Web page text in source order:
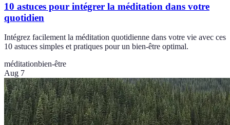
10 astuces pour intégrer la méditation dans votre
quotidien
Intégrez facilement la méditation quotidienne dans votre vie avec ces
10 astuces simples et pratiques pour un bien-être optimal.
méditationbien-être
Aug 7